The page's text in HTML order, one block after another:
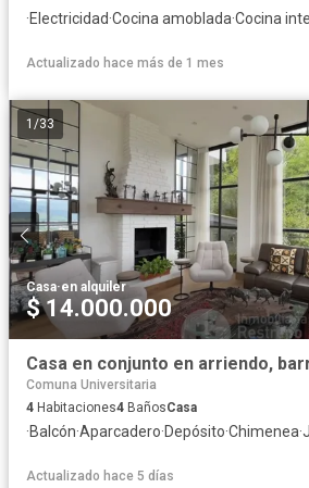
·Electricidad·Cocina amoblada·Cocina
Actualizado hace más de 1 mes
1 /33
Casa·en alquiler
$ 14.000.000
Comuna Universitaria
4 Habitaciones4 BañosCasa
·Balcón·Aparcadero·Depósito·Chimenea·
Actualizado hace 5 días